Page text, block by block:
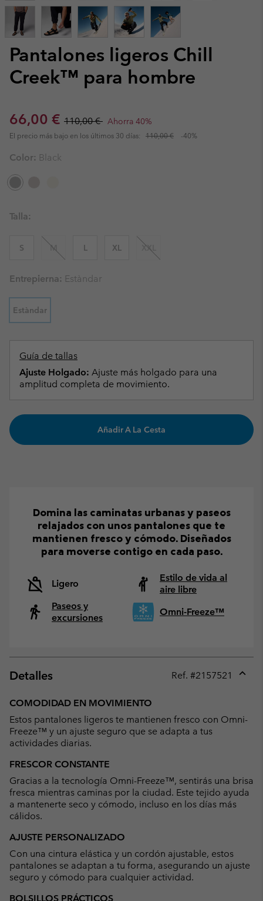
Pantalones ligeros Chill
Creek™ para hombre
Sale price:
66,00 € Regular price:
110,00 € Ahorra 40%
El precio más bajo en los últimos 30 días: 110,00 € -40%
Color: Black
Talla:
S M L XL XXL
Entrepierna: Estàndar
Estàndar
Guía de tallas
Ajuste Holgado: Ajuste más holgado para una
amplitud completa de movimiento.
Añadir A La Cesta
Domina las caminatas urbanas y paseos
relajados con unos pantalones que te
mantienen fresco y cómodo. Diseñados
para moverse contigo en cada paso.
Ligero
Estilo de vida al
aire libre
Paseos y
excursiones
Omni-Freeze™
Detalles Ref. #2157521
COMODIDAD EN MOVIMIENTO
Estos pantalones ligeros te mantienen fresco con Omni-
Freeze™ y un ajuste seguro que se adapta a tus
actividades diarias.
FRESCOR CONSTANTE
Gracias a la tecnología Omni-Freeze™, sentirás una brisa
fresca mientras caminas por la ciudad. Este tejido ayuda
a mantenerte seco y cómodo, incluso en los días más
cálidos.
AJUSTE PERSONALIZADO
Con una cintura elástica y un cordón ajustable, estos
pantalones se adaptan a tu forma, asegurando un ajuste
seguro y cómodo para cualquier actividad.
BOLSILLOS PRÁCTICOS